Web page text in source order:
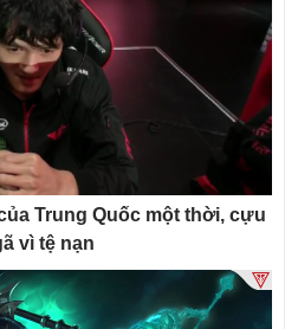
Trung Quốc một thời, cựu
vì tệ nạn